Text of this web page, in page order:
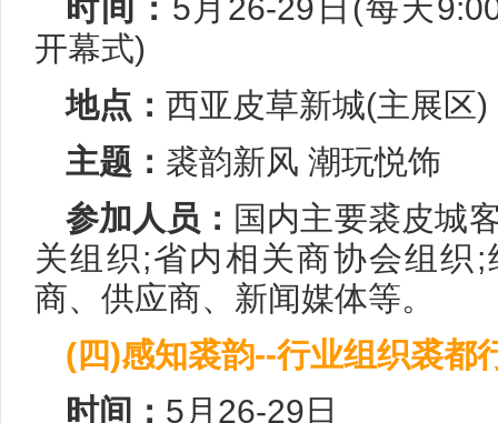
时间： 5月26-29日(每天
开幕式)
地点： 西亚皮草新城(主展区)
主题： 裘韵新风 潮玩悦饰
参加人员： 国内主要裘皮城
关组织;省内相关商协会组织
商、供应商、新闻媒体等。
(四)感知裘韵--行业组织裘都
时间： 5月26-29日